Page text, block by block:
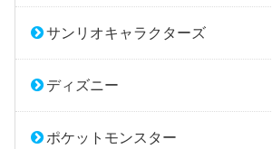
サンリオキャラクターズ
ディズニー
ポケットモンスター